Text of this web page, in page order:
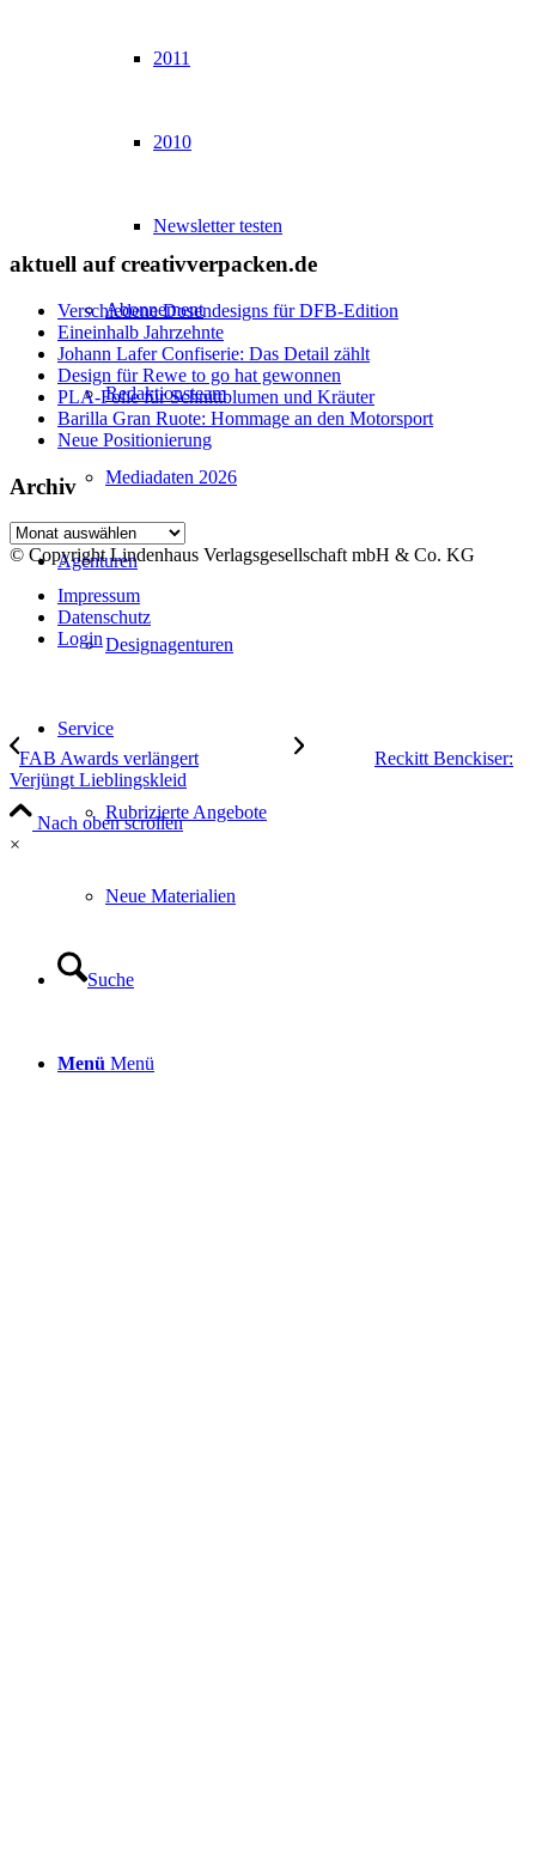
2011
2010
Newsletter testen
Abonnement
Redaktionsteam
Mediadaten 2026
Agenturen
Designagenturen
Service
Rubrizierte Angebote
Neue Materialien
Suche
Menü Menü
aktuell auf creativverpacken.de
Verschiedene Dosendesigns für DFB-Edition
Eineinhalb Jahrzehnte
Johann Lafer Confiserie: Das Detail zählt
Design für Rewe to go hat gewonnen
PLA-Folie für Schnittblumen und Kräuter
Barilla Gran Ruote: Hommage an den Motorsport
Neue Positionierung
Archiv
Archiv
© Copyright Lindenhaus Verlagsgesellschaft mbH & Co. KG
Impressum
Datenschutz
Login
FAB Awards verlängert
Reckitt Benckiser:
Verjüngt Lieblingskleid
Nach oben scrollen
×